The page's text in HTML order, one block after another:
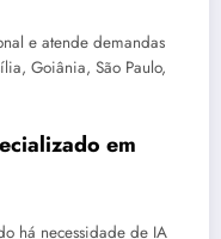
e atende demandas
Goiânia, São Paulo,
em
há necessidade de IA